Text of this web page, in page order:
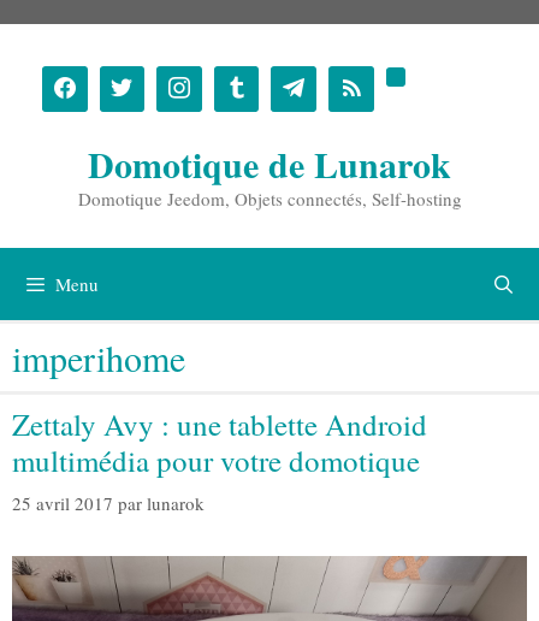
contenu
Domotique de Lunarok
Domotique Jeedom, Objets connectés, Self-hosting
Menu
imperihome
Zettaly Avy : une tablette Android
multimédia pour votre domotique
25 avril 2017 par lunarok